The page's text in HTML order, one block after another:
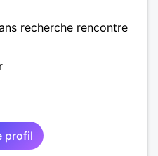
recherche rencontre
profil